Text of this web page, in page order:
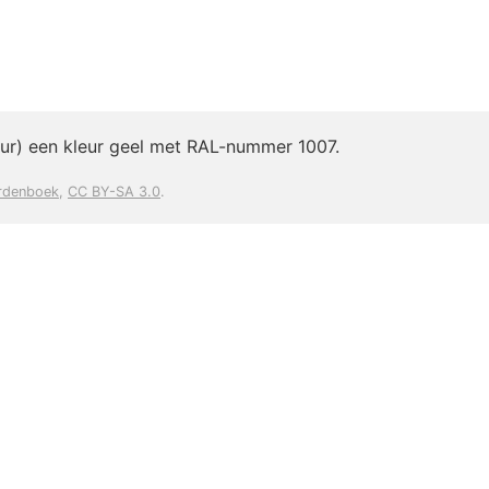
een kleur geel met RAL-nummer 1007.
, CC BY-SA 3.0.